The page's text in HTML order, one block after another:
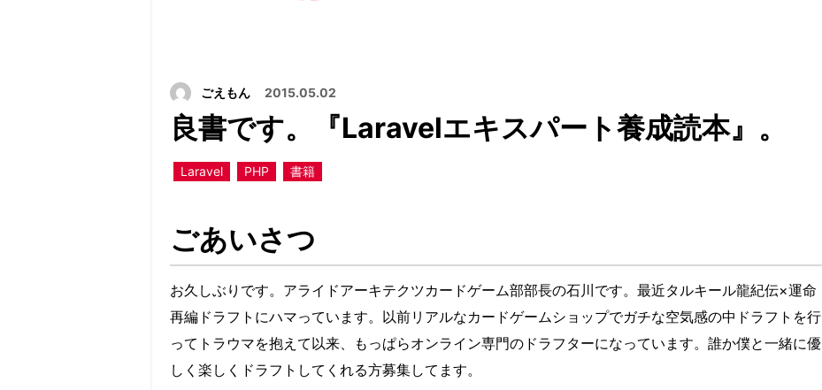
ごえもん 2015.05.02
良書です。『Laravelエキスパート養成読本』。
Laravel PHP 書籍
ごあいさつ
お久しぶりです。アライドアーキテクツカードゲーム部部長の石川です。最近タルキール龍紀伝×運命
再編ドラフトにハマっています。以前リアルなカードゲームショップでガチな空気感の中ドラフトを行
ってトラウマを抱えて以来、もっぱらオンライン専門のドラフターになっています。誰か僕と一緒に優
しく楽しくドラフトしてくれる方募集してます。